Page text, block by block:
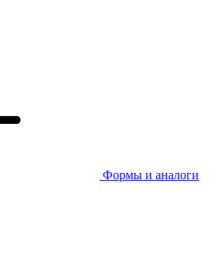
Формы и аналоги